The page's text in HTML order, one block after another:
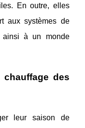
En outre, elles
aux systèmes de
ainsi à un monde
des
leur saison de